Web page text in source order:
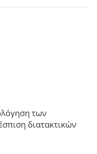
των
διατακτικών